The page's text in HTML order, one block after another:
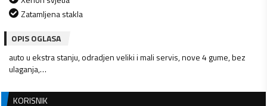
Zatamljena stakla
OPIS OGLASA
auto u ekstra stanju, odradjen veliki i mali servis, nove 4 gume, bez
ulaganja,…
KORISNIK